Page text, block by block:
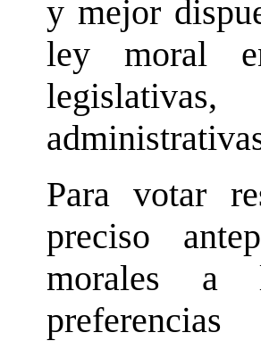
y mejor
ley moral
Para votar
preciso
morales a